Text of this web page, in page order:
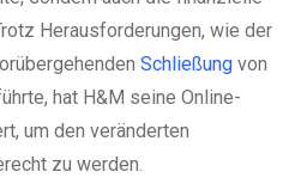
Herausforderungen, wie der
Schließung von
hat H&M seine Online-
um den veränderten
zu werden.